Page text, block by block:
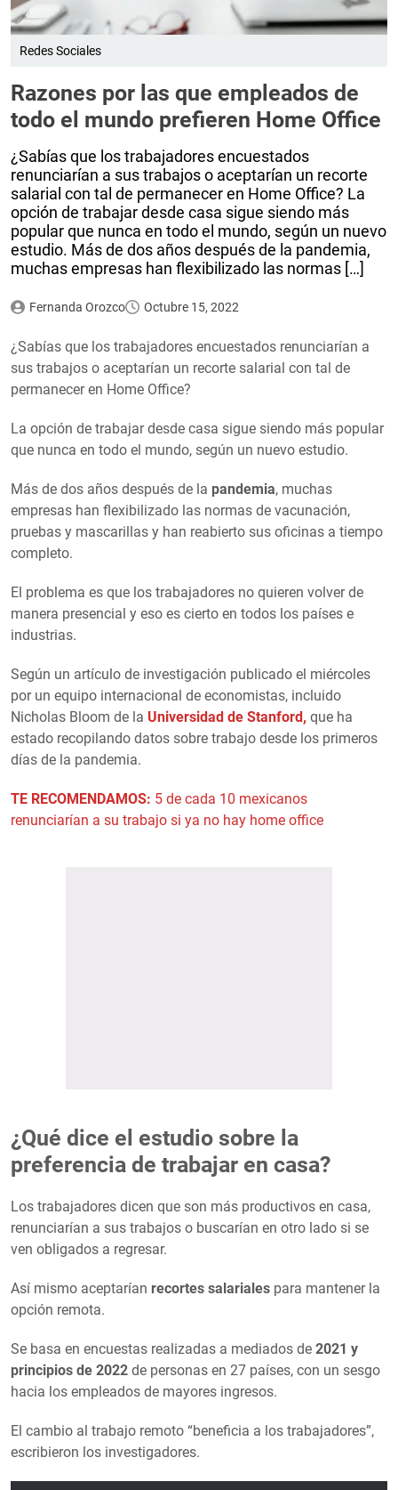
Redes Sociales
Razones por las que empleados de
todo el mundo prefieren Home Office
¿Sabías que los trabajadores encuestados
renunciarían a sus trabajos o aceptarían un recorte
salarial con tal de permanecer en Home Office? La
opción de trabajar desde casa sigue siendo más
popular que nunca en todo el mundo, según un nuevo
estudio. Más de dos años después de la pandemia,
muchas empresas han flexibilizado las normas […]
Fernanda Orozco Octubre 15, 2022
¿Sabías que los trabajadores encuestados renunciarían a
sus trabajos o aceptarían un recorte salarial con tal de
permanecer en Home Office?
La opción de trabajar desde casa sigue siendo más popular
que nunca en todo el mundo, según un nuevo estudio.
Más de dos años después de la pandemia, muchas
empresas han flexibilizado las normas de vacunación,
pruebas y mascarillas y han reabierto sus oficinas a tiempo
completo.
El problema es que los trabajadores no quieren volver de
manera presencial y eso es cierto en todos los países e
industrias.
Según un artículo de investigación publicado el miércoles
por un equipo internacional de economistas, incluido
Nicholas Bloom de la Universidad de Stanford, que ha
estado recopilando datos sobre trabajo desde los primeros
días de la pandemia.
TE RECOMENDAMOS: 5 de cada 10 mexicanos
renunciarían a su trabajo si ya no hay home office
¿Qué dice el estudio sobre la
preferencia de trabajar en casa?
Los trabajadores dicen que son más productivos en casa,
renunciarían a sus trabajos o buscarían en otro lado si se
ven obligados a regresar.
Así mismo aceptarían recortes salariales para mantener la
opción remota.
Se basa en encuestas realizadas a mediados de 2021 y
principios de 2022 de personas en 27 países, con un sesgo
hacia los empleados de mayores ingresos.
El cambio al trabajo remoto “beneficia a los trabajadores”,
escribieron los investigadores.